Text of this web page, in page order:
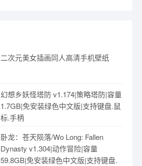
二次元美女插画同人高清手机壁纸
幻想乡妖怪塔防 v1.174|策略塔防|容量
1.7GB|免安装绿色中文版|支持键盘.鼠
标.手柄
卧龙：苍天陨落/Wo Long: Fallen
Dynasty v1.304|动作冒险|容量
59.8GB|免安装绿色中文版|支持键盘.